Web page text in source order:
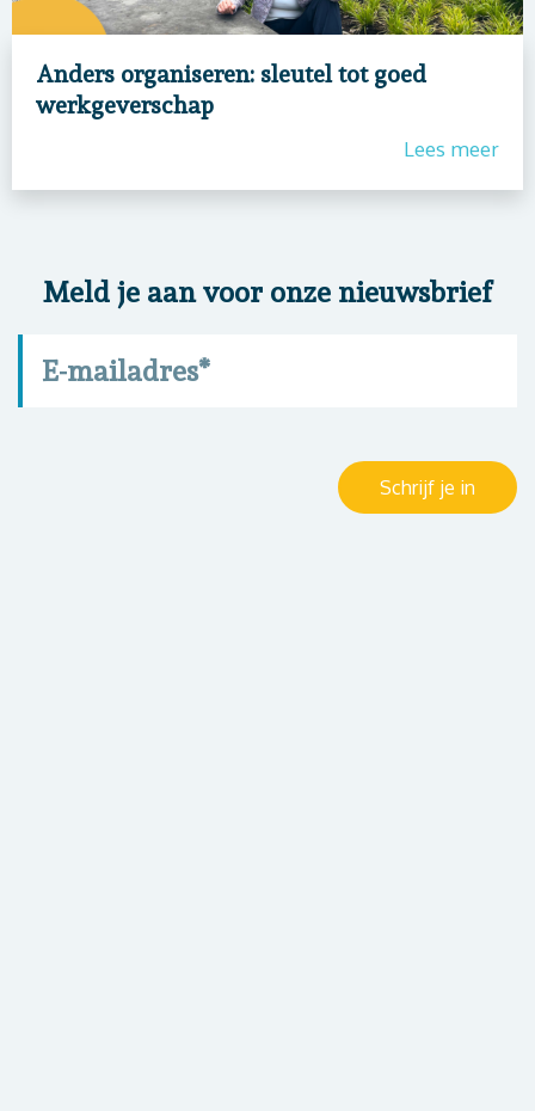
Anders organiseren: sleutel tot goed
werkgeverschap
Lees meer
Meld je aan voor onze nieuwsbrief
E-mailadres*
Schrijf je in